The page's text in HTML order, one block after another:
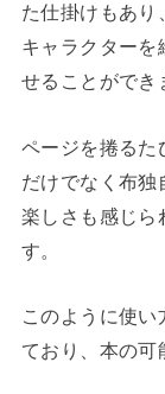
た仕掛けもあり
キャラクターを
せることができ
ページを捲るた
だけでなく布独
楽しさも感じら
す。
このように使
ており、本の可